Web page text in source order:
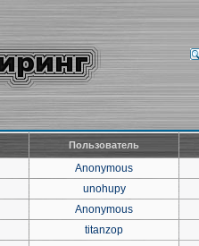
Пользователь
Anonymous
unohupy
Anonymous
titanzop